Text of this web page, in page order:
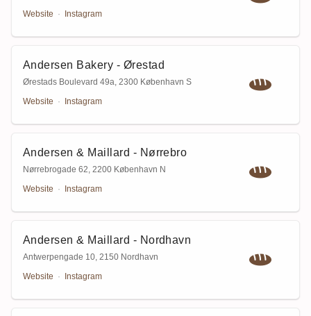
Website · Instagram
Andersen Bakery - Ørestad
Ørestads Boulevard 49a, 2300 København S
Website · Instagram
Andersen & Maillard - Nørrebro
Nørrebrogade 62, 2200 København N
Website · Instagram
Andersen & Maillard - Nordhavn
Antwerpengade 10, 2150 Nordhavn
Website · Instagram